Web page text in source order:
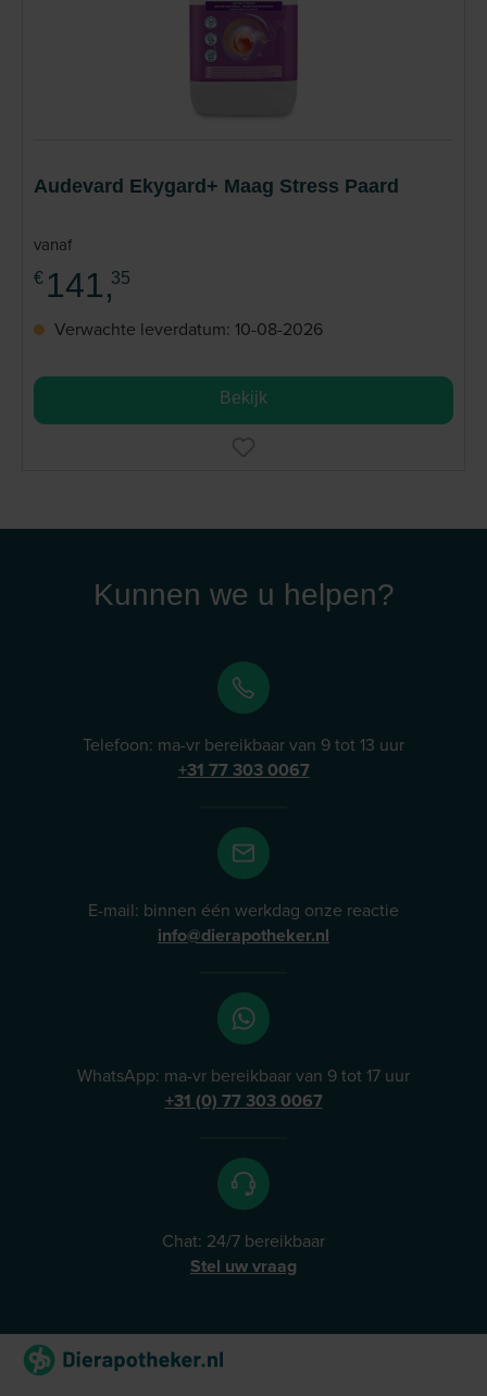
Audevard Ekygard+ Maag Stress Paard
vanaf
€ 141,35
Verwachte leverdatum: 10-08-2026
Bekijk
Kunnen we u helpen?
Telefoon: ma-vr bereikbaar van 9 tot 13 uur
+31 77 303 0067
E-mail: binnen één werkdag onze reactie
info@dierapotheker.nl
WhatsApp: ma-vr bereikbaar van 9 tot 17 uur
+31 (0) 77 303 0067
Chat: 24/7 bereikbaar
Stel uw vraag